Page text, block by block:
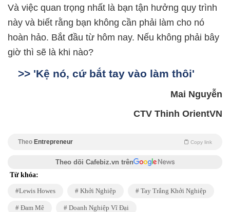
Và việc quan trọng nhất là bạn tận hưởng quy trình
này và biết rằng bạn không cần phải làm cho nó
hoàn hảo. Bắt đầu từ hôm nay. Nếu không phải bây
giờ thì sẽ là khi nào?
>> 'Kệ nó, cứ bắt tay vào làm thôi'
Mai Nguyễn
CTV Thinh OrientVN
Theo Entrepreneur Copy link
Theo dõi Cafebiz.vn trên
Từ khóa:
Lewis Howes Khởi Nghiệp Tay Trắng Khởi Nghiệp
Đam Mê Doanh Nghiệp Vĩ Đại